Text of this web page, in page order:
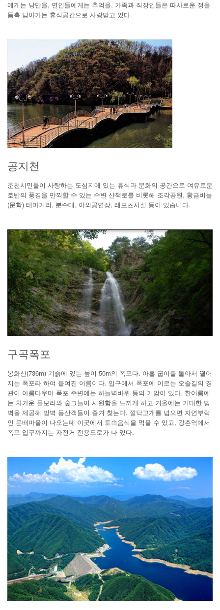
에게는 낭만을, 연인들에게는 추억을, 가족과 직장인들은 따사로운 정을
듬뿍 담아가는 휴식공간으로 사랑받고 있다.
공지천
춘천시민들이 사랑하는 도심지에 있는 휴식과 문화의 공간으로 여유로운
호반의 풍경을 만끽할 수 있는 수변 산책로를 비롯해 조각공원, 황금비늘
(문학) 테마거리, 분수대, 야외공연장, 레포츠시설 등이 있습니다.
구곡폭포
봉화산(736m) 기슭에 있는 높이 50m의 폭포다. 아홉 굽이를 돌아서 떨어
지는 폭포라 하여 붙여진 이름이다. 입구에서 폭포에 이르는 오솔길의 경
관이 아름다우며 폭포 주변에는 하늘벽바위 등의 기암이 있다. 한여름에
는 차가운 물보라와 숲그늘이 시원함을 느끼게 하고 겨울에는 거대한 빙
벽을 제공해 빙벽 등산객들이 즐겨 찾는다. 깔닥고개를 넘으면 자연부락
인 문배마을이 나오는데 이곳에서 토속음식을 먹을 수 있고, 강촌역에서
폭포 입구까지는 자전거 전용도로가 나 있다.